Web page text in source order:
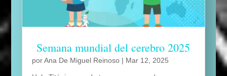
Semana mundial del cerebro 2025
porAna De Miguel Reinoso| Mar 12, 2025